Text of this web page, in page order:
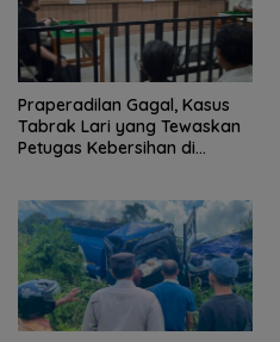
Praperadilan Gagal, Kasus
Tabrak Lari yang Tewaskan
Petugas Kebersihan di